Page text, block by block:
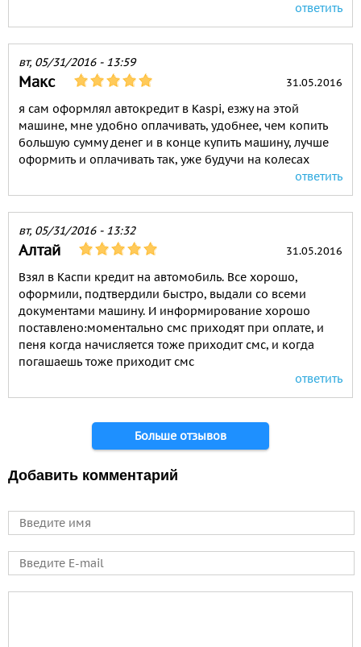
ответить
вт, 05/31/2016 - 13:59
Макс 31.05.2016
я сам оформлял автокредит в Kaspi, езжу на этой
машине, мне удобно оплачивать, удобнее, чем копить
большую сумму денег и в конце купить машину, лучше
оформить и оплачивать так, уже будучи на колесах
ответить
вт, 05/31/2016 - 13:32
Алтай 31.05.2016
Взял в Каспи кредит на автомобиль. Все хорошо,
оформили, подтвердили быстро, выдали со всеми
документами машину. И информирование хорошо
поставлено:моментально смс приходят при оплате, и
пеня когда начисляется тоже приходит смс, и когда
погашаешь тоже приходит смс
ответить
Больше отзывов
Добавить комментарий
Имя
E-mail